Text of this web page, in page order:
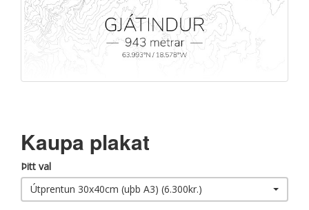
Kaupa plakat
Þitt val
Útprentun 30x40cm (uþb A3) (6.300kr.)